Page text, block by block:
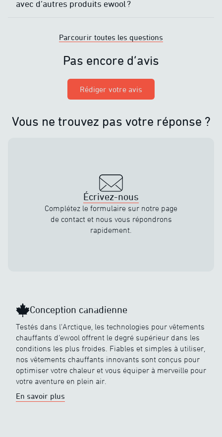
avec d’autres produits ewool ?
Parcourir toutes les questions
Pas encore d’avis
Rédiger votre avis
Vous ne trouvez pas votre réponse ?
Écrivez-nous
Complétez le formulaire sur notre page
de contact et nous vous répondrons
rapidement.
Conception canadienne
Testés dans l'Arctique, les technologies pour vêtements
chauffants d’ewool offrent le degré supérieur dans les
conditions les plus froides. Fiables et simples à utiliser,
nos vêtements chauffants innovants sont conçus pour
optimiser votre chaleur et vous équiper à merveille pour
votre aventure en plein air.
En savoir plus